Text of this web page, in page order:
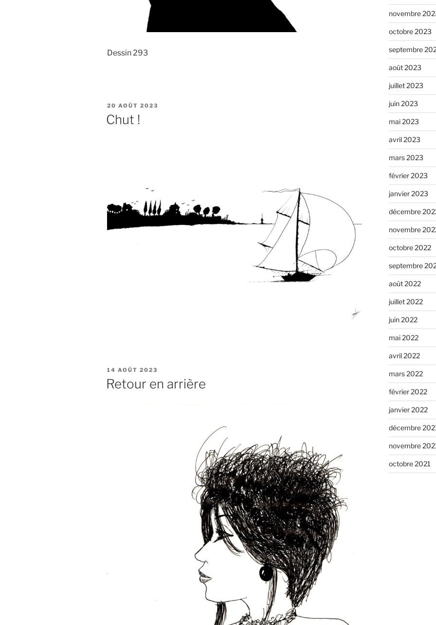
Dessin 293
PUBLIÉ
LE
20 AOÛT 2023
Chut !
PUBLIÉ
LE
14 AOÛT 2023
Retour en arrière
novembre
octobre 2023
septembre
août 2023
juillet 2023
juin 2023
mai 2023
avril 2023
mars 2023
février 2023
janvier 2023
décembre
novembre
octobre 2022
septembre
août 2022
juillet 2022
juin 2022
mai 2022
avril 2022
mars 2022
février 2022
janvier 2022
décembre
novembre
octobre 2021